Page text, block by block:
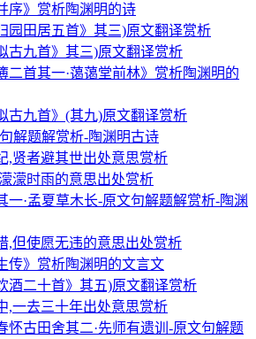
序》赏析陶渊明的诗
园田居五首》其三)原文翻译赏析
古九首》其三)原文翻译赏析
二首其一·蔼蔼堂前林》赏析陶渊明的
古九首》(其九)原文翻译赏析
解题解赏析-陶渊明古诗
,贤者避其世出处意思赏析
濛时雨的意思出处赏析
一·孟夏草木长-原文句解题解赏析-陶渊
,但使愿无违的意思出处赏析
传》赏析陶渊明的文言文
酒二十首》其五)原文翻译赏析
,一去三十年出处意思赏析
怀古田舍其二·先师有遗训-原文句解题